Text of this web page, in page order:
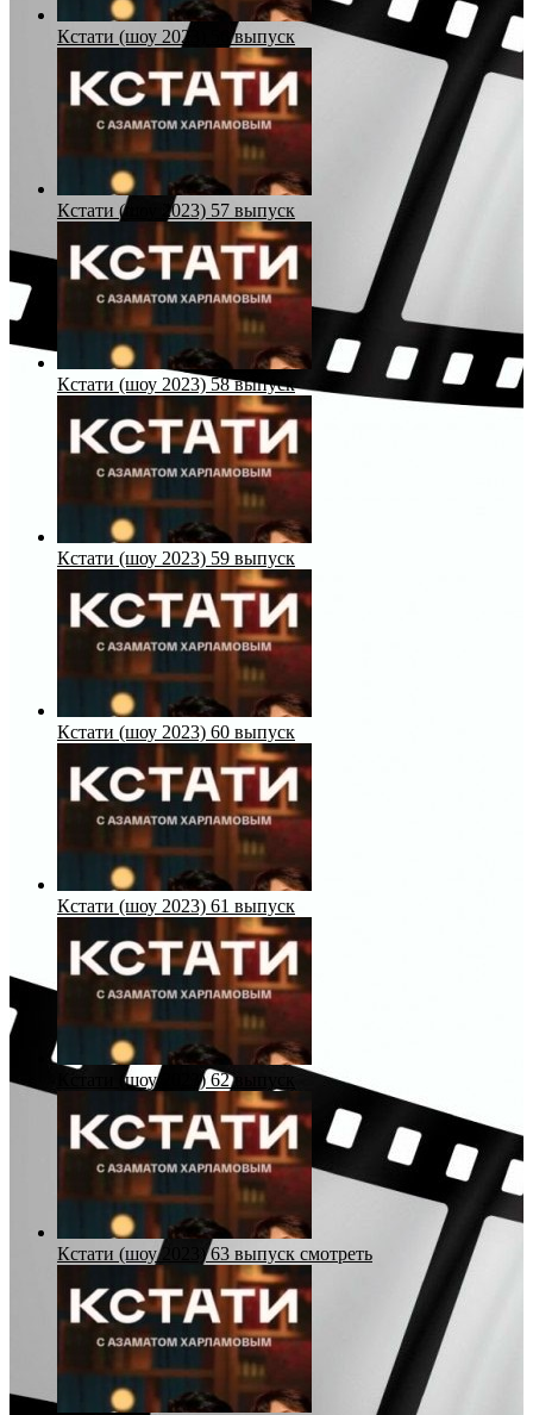
Кстати (шоу 2023) 56 выпуск
Кстати (шоу 2023) 57 выпуск
Кстати (шоу 2023) 58 выпуск
Кстати (шоу 2023) 59 выпуск
Кстати (шоу 2023) 60 выпуск
Кстати (шоу 2023) 61 выпуск
Кстати (шоу 2023) 62 выпуск
Кстати (шоу 2023) 63 выпуск смотреть